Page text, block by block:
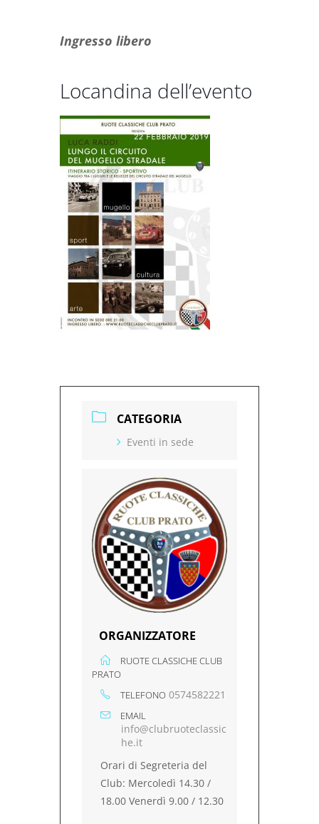
Ingresso libero
Locandina dell’evento
CATEGORIA
Eventi in sede
ORGANIZZATORE
RUOTE CLASSICHE CLUB
PRATO
TELEFONO 0574582221
EMAIL
info@clubruoteclassic
he.it
Orari di Segreteria del
Club: Mercoledì 14.30 /
18.00 Venerdì 9.00 / 12.30